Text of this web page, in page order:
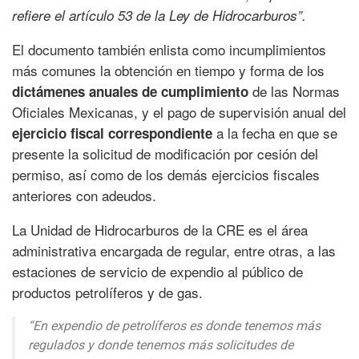
refiere el artículo 53 de la Ley de Hidrocarburos”.
El documento también enlista como incumplimientos
más comunes la obtención en tiempo y forma de los
dictámenes anuales de cumplimiento de las Normas
Oficiales Mexicanas, y el pago de supervisión anual del
ejercicio fiscal correspondiente a la fecha en que se
presente la solicitud de modificación por cesión del
permiso, así como de los demás ejercicios fiscales
anteriores con adeudos.
La Unidad de Hidrocarburos de la CRE es el área
administrativa encargada de regular, entre otras, a las
estaciones de servicio de expendio al público de
productos petrolíferos y de gas.
“En expendio de petrolíferos es donde tenemos más
regulados y donde tenemos más solicitudes de